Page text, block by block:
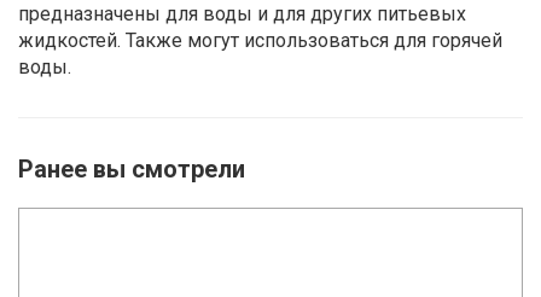
предназначены для воды и для других питьевых
жидкостей. Также могут использоваться для горячей
воды.
Ранее вы смотрели